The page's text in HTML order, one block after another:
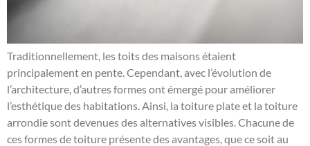
Traditionnellement, les toits des maisons étaient
principalement en pente. Cependant, avec l’évolution de
l’architecture, d’autres formes ont émergé pour améliorer
l’esthétique des habitations. Ainsi, la toiture plate et la toiture
arrondie sont devenues des alternatives visibles. Chacune de
ces formes de toiture présente des avantages, que ce soit au